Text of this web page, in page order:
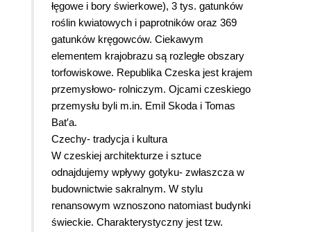
łęgowe i bory świerkowe), 3 tys. gatunków
roślin kwiatowych i paprotników oraz 369
gatunków kręgowców. Ciekawym
elementem krajobrazu są rozległe obszary
torfowiskowe. Republika Czeska jest krajem
przemysłowo- rolniczym. Ojcami czeskiego
przemysłu byli m.in. Emil Skoda i Tomas
Bat′a.
Czechy- tradycja i kultura
W czeskiej architekturze i sztuce
odnajdujemy wpływy gotyku- zwłaszcza w
budownictwie sakralnym. W stylu
renansowym wznoszono natomiast budynki
świeckie. Charakterystyczny jest tzw.